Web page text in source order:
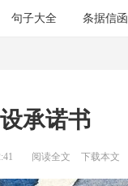
句子大全 条据信函
承诺书
阅读全文 下载本文